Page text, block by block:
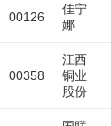
00126
佳宁
娜
00358
江西
铜业
股份